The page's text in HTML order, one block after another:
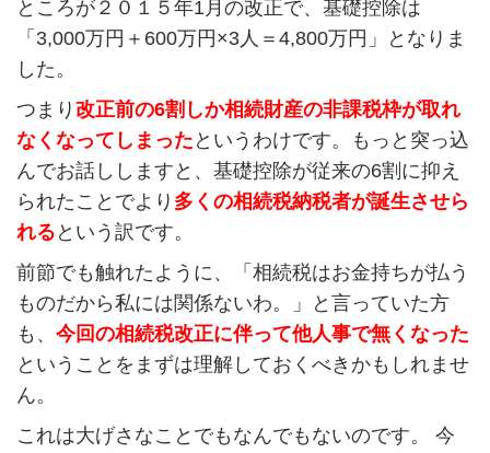
ところが２０１５年1月の改正で、基礎控除は
「3,000万円＋600万円×3人＝4,800万円」となりま
した。
つまり 改正前の6割しか相続財産の非課税枠が取れ
なくなってしまった というわけです。もっと突っ込
んでお話ししますと、基礎控除が従来の6割に抑え
られたことでより 多くの相続税納税者が誕生させら
れる という訳です。
前節でも触れたように、「相続税はお金持ちが払う
ものだから私には関係ないわ。」と言っていた方
も、 今回の相続税改正に伴って他人事で無くなった
ということをまずは理解しておくべきかもしれませ
ん。
これは大げさなことでもなんでもないのです。 今